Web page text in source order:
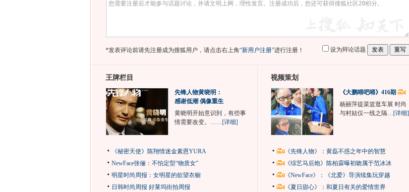
*发表评论前请先注册成为搜狐用户，请点击右上角“新用户注册”进行注册！ 设为辩论话题
王牌栏目
先锋人物黄晓明：
感谢低潮 偶像重生
黄晓明开始意识到，有些事
情需要改变。……[详细]
《秘密天使》陈翔情迷金素恩YURA
NewFace张俪：不怕定型“物质女”
明星时尚周报：女明星的欲望衣橱
日韩时尚周报 好莱坞街拍周报
视频策划
《大鹏嘚吧嘚》416期
杨丽萍提菜篮逛车展 时尚
与村姑仅一线之隔…[详细]
《先锋人物》：黄磊不惑之年中的智慧
《综艺马后炮》陈柏霖曝初吻属于范冰冰
《NewFace》：《北爱》导演续集玩穿越
《夏日甜心》：和夏日有关的爱情世界